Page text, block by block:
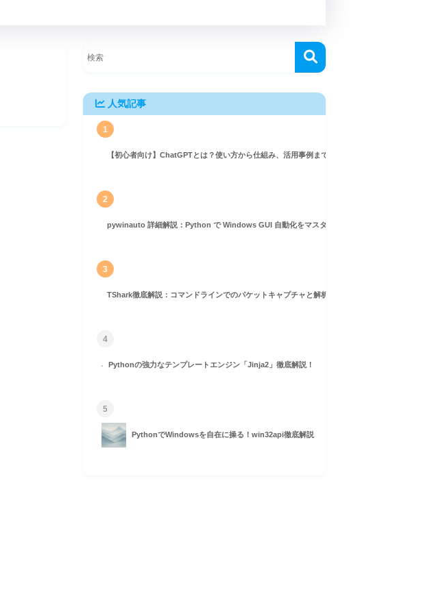
人気記事
1
【初心者向け】ChatGPTとは？使い方から仕組み、活用事例まで徹底解説
2
pywinauto 詳細解説：Python で Windows GUI 自動化をマスターしよう！
3
TShark徹底解説：コマンドラインでのパケットキャプチャと解析ガイド
4
Pythonの強力なテンプレートエンジン「Jinja2」徹底解説！
5
PythonでWindowsを自在に操る！win32api徹底解説